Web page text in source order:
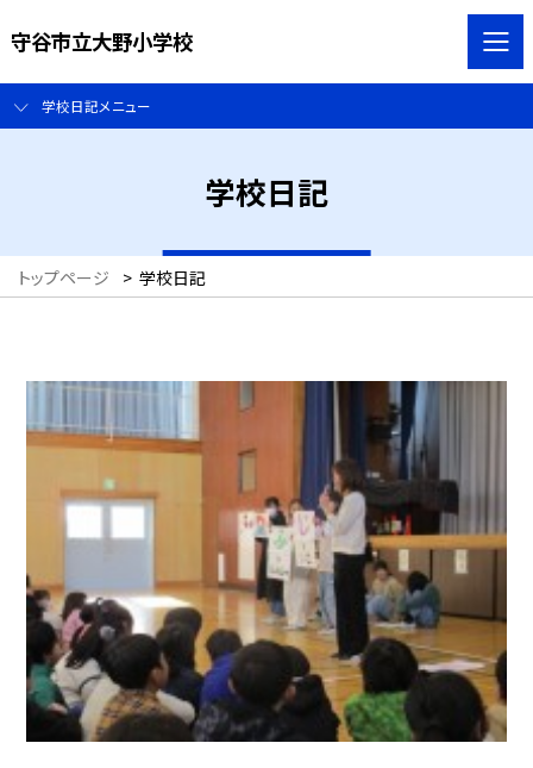
守谷市立大野小学校
学校日記メニュー
学校日記
トップページ > 学校日記